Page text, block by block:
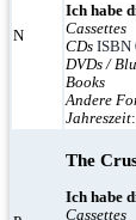
N
Ich habe
Cassettes
CDs ISBN
DVDs /
Books
Andere
Jahreszeit
The
Ich habe
Cassettes